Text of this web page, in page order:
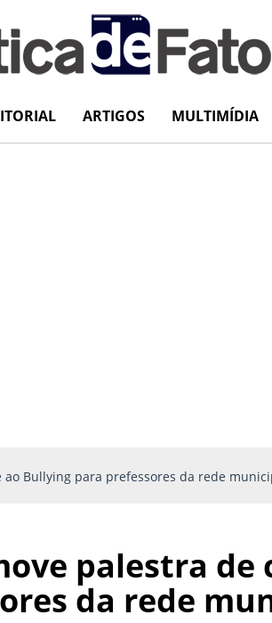
ARTIGOS MULTIMÍDIA
Bullying para prefessores da rede
palestra de
da rede